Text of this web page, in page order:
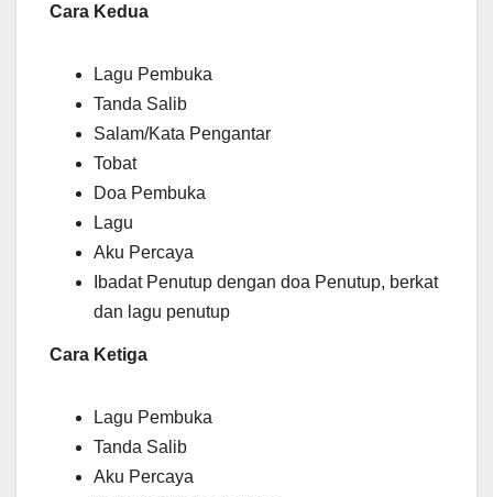
Cara Kedua
Lagu Pembuka
Tanda Salib
Salam/Kata Pengantar
Tobat
Doa Pembuka
Lagu
Aku Percaya
Ibadat Penutup dengan doa Penutup, berkat
dan lagu penutup
Cara Ketiga
Lagu Pembuka
Tanda Salib
Aku Percaya